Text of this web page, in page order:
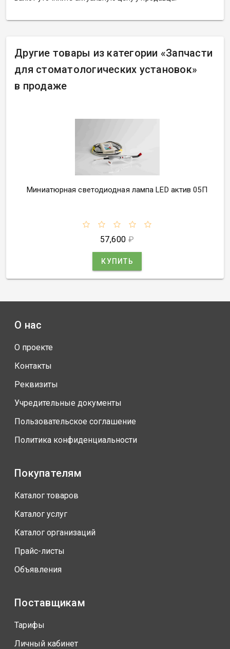
Другие товары из категории «Запчасти
для стоматологических установок»
в продаже
Миниатюрная светодиодная лампа LED актив 05П
57,600 ₽
КУПИТЬ
О нас
О проекте
Контакты
Реквизиты
Учредительные документы
Пользовательское соглашение
Политика конфиденциальности
Покупателям
Каталог товаров
Каталог услуг
Каталог организаций
Прайс-листы
Объявления
Поставщикам
Тарифы
Личный кабинет